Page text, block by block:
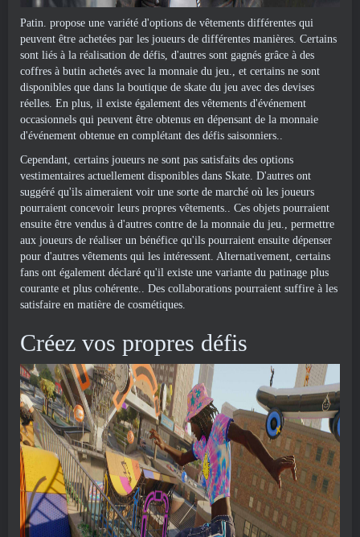
Patin. propose une variété d'options de vêtements différentes qui
peuvent être achetées par les joueurs de différentes manières. Certains
sont liés à la réalisation de défis, d'autres sont gagnés grâce à des
coffres à butin achetés avec la monnaie du jeu., et certains ne sont
disponibles que dans la boutique de skate du jeu avec des devises
réelles. En plus, il existe également des vêtements d'événement
occasionnels qui peuvent être obtenus en dépensant de la monnaie
d'événement obtenue en complétant des défis saisonniers..
Cependant, certains joueurs ne sont pas satisfaits des options
vestimentaires actuellement disponibles dans Skate. D'autres ont
suggéré qu'ils aimeraient voir une sorte de marché où les joueurs
pourraient concevoir leurs propres vêtements.. Ces objets pourraient
ensuite être vendus à d'autres contre de la monnaie du jeu., permettre
aux joueurs de réaliser un bénéfice qu'ils pourraient ensuite dépenser
pour d'autres vêtements qui les intéressent. Alternativement, certains
fans ont également déclaré qu'il existe une variante du patinage plus
courante et plus cohérente.. Des collaborations pourraient suffire à les
satisfaire en matière de cosmétiques.
Créez vos propres défis